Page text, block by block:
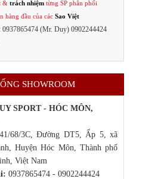
& trách nhiệmtừng SP phân phối
hàng đầu của các Sao Việt
0937865474 (Mr. Duy) 0902244424
SHOWROOM
SPORT - HÓC MÔN,
41/68/3C, Đường DT5, Ấp 5, xã
Huyện Hóc Môn, Thành phố
Việt Nam
0937865474 - 0902244424